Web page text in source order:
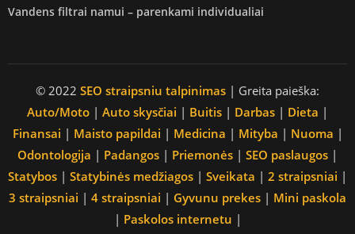
Vandens filtrai namui – parenkami individualiai
© 2022 SEO straipsniu talpinimas | Greita paieška:
Auto/Moto | Auto skysčiai | Buitis | Darbas | Dieta |
Finansai | Maisto papildai | Medicina | Mityba | Nuoma |
Odontologija | Padangos | Priemonės | SEO paslaugos |
Statybos | Statybinės medžiagos | Sveikata | 2 straipsniai |
3 straipsniai | 4 straipsniai | Gyvunu prekes | Mini paskola
| Paskolos internetu |